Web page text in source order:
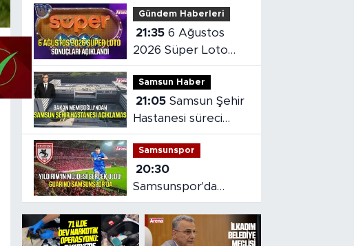
Gündem Haberleri
21:35 6 Ağustos
2026 Süper Loto
sonuçları açıklandı
Samsun Haber
21:05 Samsun Şehir
Hastanesi süreci
masaya yatırıldı
Samsunspor
20:30
Samsunspor'da
Gabriele dönemi
başladı